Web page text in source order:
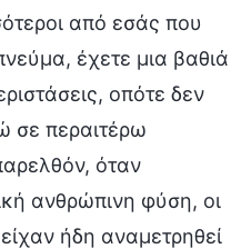
από εσάς που
έχετε μια βαθιά
οπότε δεν
σε περαιτέρω
όταν
ανθρώπινη φύση, οι
ήδη αναμετρηθεί